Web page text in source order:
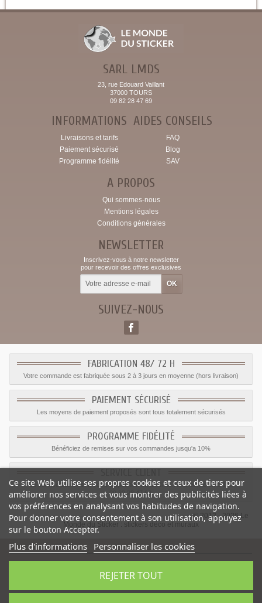
SARL LMDS
23, rue Edouard Vaillant
37000 TOURS
09 82 28 47 69
INFORMATIONS
Livraisons et tarifs
Paiement sécurisé
Programme fidélité
AIDES CONSEILS
FAQ
Blog
SAV
A PROPOS
Qui sommes-nous
Mentions légales
Conditions générales
NEWSLETTER
Inscrivez-vous à notre newsletter
pour recevoir des offres exclusives
SUIVEZ-NOUS
FABRICATION 48/ 72 H
Votre commande est fabriquée sous 2 à 3 jours en moyenne (hors livraison)
PAIEMENT SÉCURISÉ
Les moyens de paiement proposés sont tous totalement sécurisés
PROGRAMME FIDÉLITÉ
Bénéficiez de remises sur vos commandes jusqu'a 10%
Le service client est a votre disposition du lundi au vendredi de 8h à 17h
09.82.28.47.69.
© 2012 - 2026 Le
Monde du Sticker :
stickers déco et muraux
Sticker deco Compteur Voiture-Catégorie
Ce site Web utilise ses propres cookies et ceux de tiers pour
améliorer nos services et vous montrer des publicités liées à
vos préférences en analysant vos habitudes de navigation.
Pour donner votre consentement à son utilisation, appuyez
sur le bouton Accepter.
Plus d'informations Personnaliser les cookies
REJETER TOUT